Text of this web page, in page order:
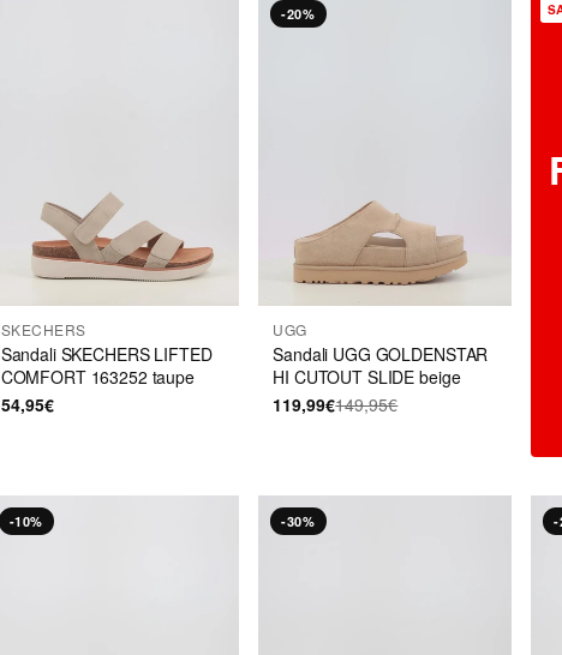
SKECHERS
Sandali SKECHERS LIFTED
COMFORT 163252 taupe
54,95€
-20%
UGG
Sandali UGG GOLDENSTAR
HI CUTOUT SLIDE beige
119,99€149,95€
-10% -30% -